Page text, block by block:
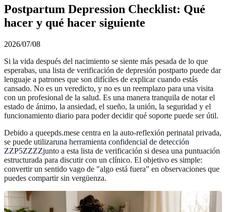
Postpartum Depression Checklist: Qué
hacer y qué hacer siguiente
2026/07/08
Si la vida después del nacimiento se siente más pesada de lo que
esperabas, una lista de verificación de depresión postparto puede dar
lenguaje a patrones que son difíciles de explicar cuando estás
cansado. No es un veredicto, y no es un reemplazo para una visita
con un profesional de la salud. Es una manera tranquila de notar el
estado de ánimo, la ansiedad, el sueño, la unión, la seguridad y el
funcionamiento diario para poder decidir qué soporte puede ser útil.
Debido a queepds.mese centra en la auto-reflexión perinatal privada,
se puede utilizaruna herramienta confidencial de detección
ZZP5ZZZZjunto a esta lista de verificación si desea una puntuación
estructurada para discutir con un clínico. El objetivo es simple:
convertir un sentido vago de "algo está fuera" en observaciones que
puedes compartir sin vergüenza.